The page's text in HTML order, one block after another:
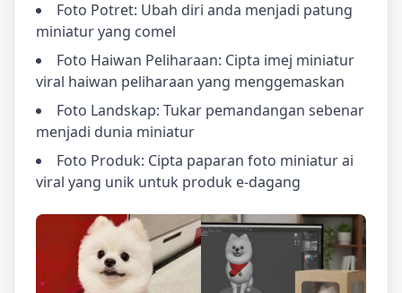
Foto Potret: Ubah diri anda menjadi patung
miniatur yang comel
Foto Haiwan Peliharaan: Cipta imej miniatur
viral haiwan peliharaan yang menggemaskan
Foto Landskap: Tukar pemandangan sebenar
menjadi dunia miniatur
Foto Produk: Cipta paparan foto miniatur ai
viral yang unik untuk produk e-dagang